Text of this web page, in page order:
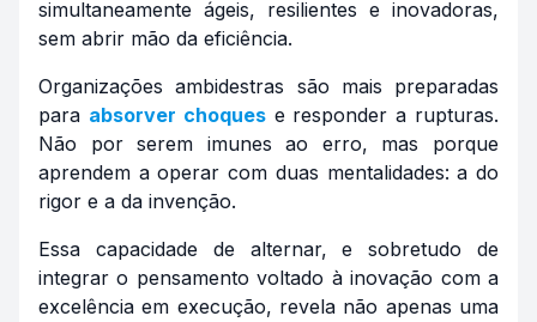
simultaneamente ágeis, resilientes e inovadoras,
sem abrir mão da eficiência.
Organizações ambidestras são mais preparadas
para absorver choquese responder a rupturas.
Não por serem imunes ao erro, mas porque
aprendem a operar com duas mentalidades: a do
rigor e a da invenção.
Essa capacidade de alternar, e sobretudo de
integrar o pensamento voltado à inovação com a
excelência em execução, revela não apenas uma